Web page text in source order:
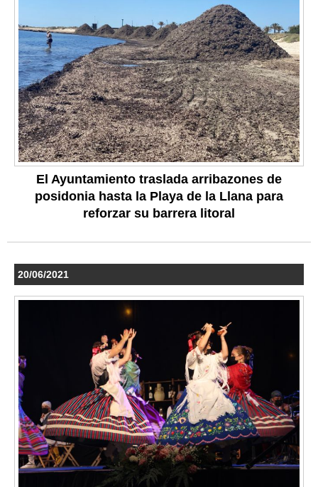
El Ayuntamiento traslada arribazones de
posidonia hasta la Playa de la Llana para
reforzar su barrera litoral
20/06/2021